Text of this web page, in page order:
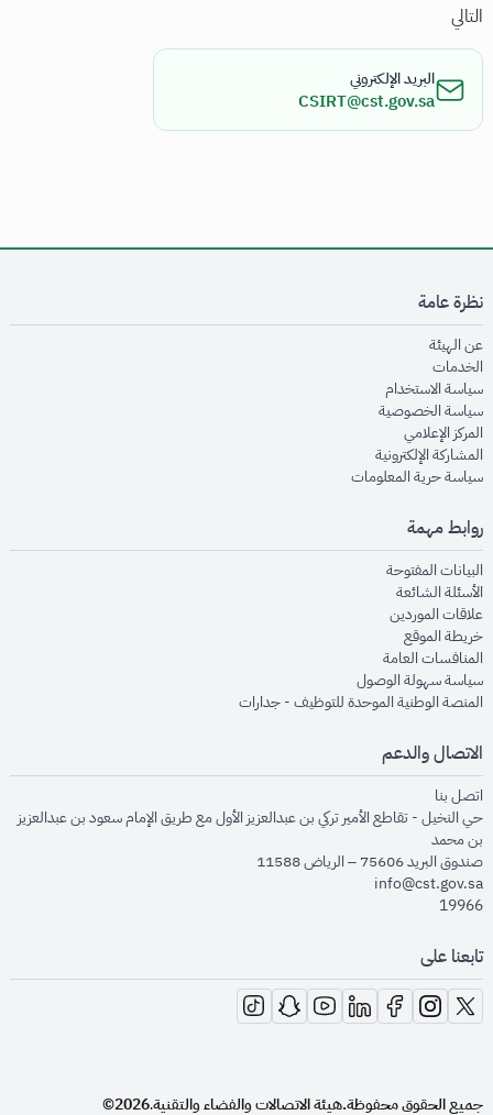
التالي
البريد الإلكتروني
CSIRT@cst.gov.sa
نظرة عامة
عن الهيئةopens in new window
الخدماتopens in new window
سياسة الاستخدام
سياسة الخصوصيةopens in new window
المركز الإعلاميopens in new window
المشاركة الإلكترونيةopens in new window
سياسة حرية المعلوماتopens in new window
روابط مهمة
البيانات المفتوحةopens in new window
الأسئلة الشائعةopens in new window
علاقات الموردينopens in new window
خريطة الموقعopens in new window
المنافسات العامةopens in new window
سياسة سهولة الوصولopens in new window
المنصة الوطنية الموحدة للتوظيف - جداراتopens in new window
الاتصال والدعم
اتصل بنا
حي النخيل - تقاطع الأمير تركي بن عبدالعزيز الأول مع طريق الإمام سعود بن عبدالعزيز
بن محمد
صندوق البريد 75606 – الرياض 11588
info@cst.gov.sa
19966
تابعنا على
opens in new window
opens in new window
opens in new window
opens in new window
opens in new window
opens in new window
opens in new window
جميع الحقوق محفوظة.هيئة الاتصالات والفضاء والتقنية.
2026©